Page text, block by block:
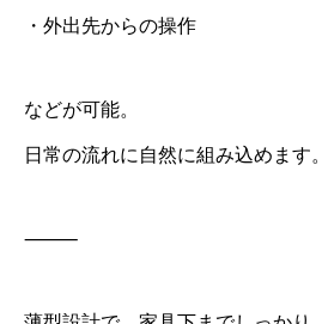
・外出先からの操作
などが可能。
日常の流れに自然に組み込めます。
⸻